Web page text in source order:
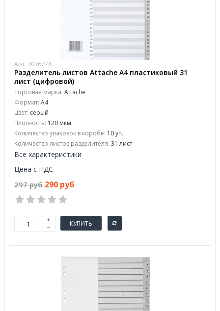
Арт. 3036778
Разделитель листов Attache А4 пластиковый 31
лист (цифровой)
Торговая марка: Attache
Формат: A4
Цвет: серый
Плотность: 120 мкм
Количество упаковок в коробе: 10 уп.
Количество листов разделителя: 31 лист
Все характеристики
Цена с НДС
297 руб 290 руб
КУПИТЬ